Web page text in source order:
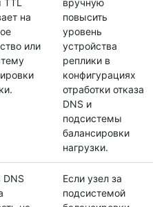
на
или
повысить
уровень
устройства
реплики в
конфигурациях
отработки отказа
DNS и
подсистемы
балансировки
нагрузки.
DNS
Если узел за
подсистемой